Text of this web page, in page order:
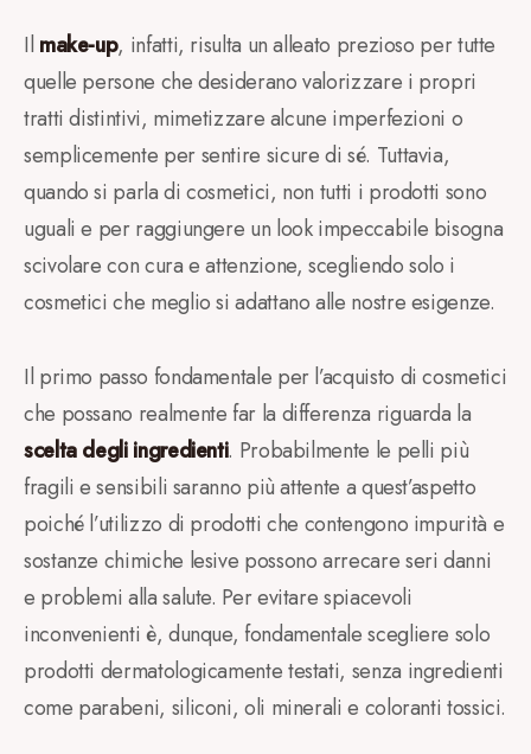
Il make-up, infatti, risulta un alleato prezioso per tutte
quelle persone che desiderano valorizzare i propri
tratti distintivi, mimetizzare alcune imperfezioni o
semplicemente per sentire sicure di sé. Tuttavia,
quando si parla di cosmetici, non tutti i prodotti sono
uguali e per raggiungere un look impeccabile bisogna
scivolare con cura e attenzione, scegliendo solo i
cosmetici che meglio si adattano alle nostre esigenze.
Il primo passo fondamentale per l’acquisto di cosmetici
che possano realmente far la differenza riguarda la
scelta degli ingredienti. Probabilmente le pelli più
fragili e sensibili saranno più attente a quest’aspetto
poiché l’utilizzo di prodotti che contengono impurità e
sostanze chimiche lesive possono arrecare seri danni
e problemi alla salute. Per evitare spiacevoli
inconvenienti è, dunque, fondamentale scegliere solo
prodotti dermatologicamente testati, senza ingredienti
come parabeni, siliconi, oli minerali e coloranti tossici.